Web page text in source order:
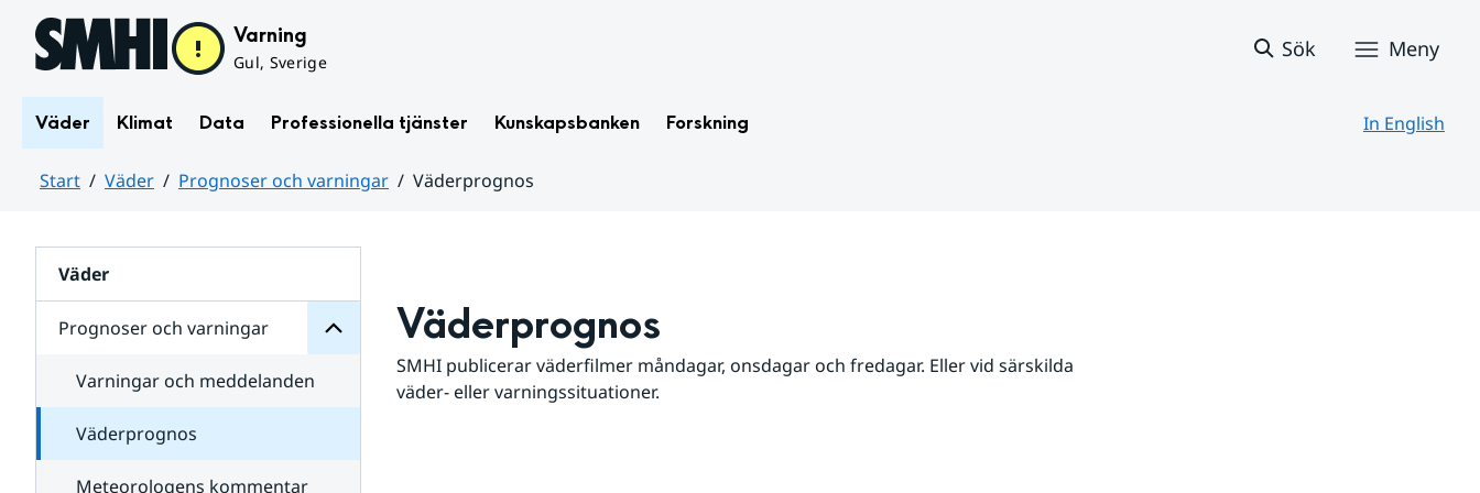
Hoppa till sidans innehåll Varning
Gul, Sverige
Sök Meny
Väder Klimat Data Professionella tjänster Kunskapsbanken Forskning In English
Start Väder Prognoser och varningar
Väderprognos
Väder
Prognoser och varningar
för
varningar
Varningar och meddelanden
Väderprognos
Meteorologens kommentar
Väderprognos
SMHI publicerar väderfilmer måndagar, onsdagar och fredagar. Eller vid särskilda
väder- eller varningssituationer.